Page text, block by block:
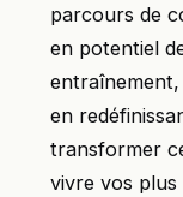
parcours de
en potentiel
entraînement,
en
transformer
vivre vos plus